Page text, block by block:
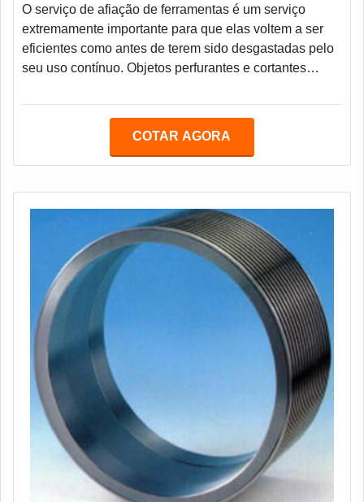
O serviço de afiação de ferramentas é um serviço
extremamente importante para que elas voltem a ser
eficientes como antes de terem sido desgastadas pelo
seu uso contínuo. Objetos perfurantes e cortantes
cotidiano, mas em poder compor a parte do maquinário
FUNDAMENTAIS SOBRE O SERVIÇONão só
COTAR AGORA